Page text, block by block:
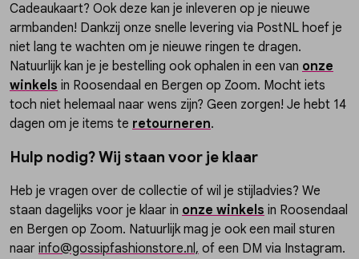
Cadeaukaart? Ook deze kan je inleveren op je nieuwe
armbanden! Dankzij onze snelle levering via PostNL hoef je
niet lang te wachten om je nieuwe ringen te dragen.
Natuurlijk kan je je bestelling ook ophalen in een van onze
winkels in Roosendaal en Bergen op Zoom. Mocht iets
toch niet helemaal naar wens zijn? Geen zorgen! Je hebt 14
dagen om je items te retourneren.
Hulp nodig? Wij staan voor je klaar
Heb je vragen over de collectie of wil je stijladvies? We
staan dagelijks voor je klaar in onze winkels in Roosendaal
en Bergen op Zoom. Natuurlijk mag je ook een mail sturen
naar info@gossipfashionstore.nl, of een DM via Instagram.